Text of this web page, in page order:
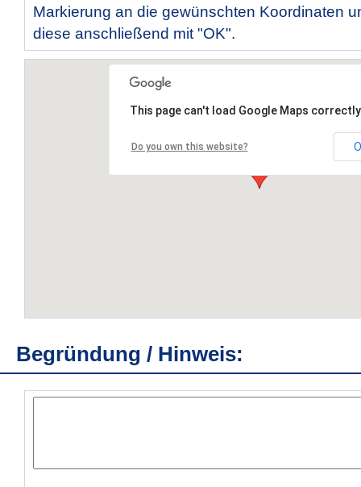
Markierung an die gewünschten Koordinaten
diese anschließend mit "OK".
This page can't load Google Maps
Do you own this website?
Begründung / Hinweis: